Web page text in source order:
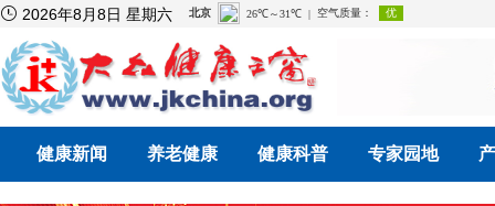
 2026年8月8日 星期六
健康新闻 养老健康 健康科普 专家园地